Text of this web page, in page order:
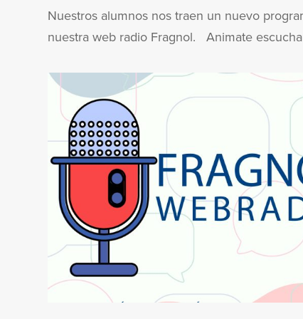
Nuestros alumnos nos traen un nuevo
nuestra web radio Fragnol. Animate